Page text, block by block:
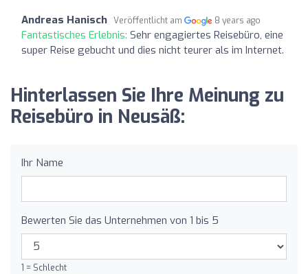
Andreas Hanisch Veröffentlicht am 8 years ago
Fantastisches Erlebnis: Sehr engagiertes Reisebüro, eine
super Reise gebucht und dies nicht teurer als im Internet.
Hinterlassen Sie Ihre Meinung zu
Reisebüro in Neusäß:
Ihr Name
Bewerten Sie das Unternehmen von 1 bis 5
1 = Schlecht